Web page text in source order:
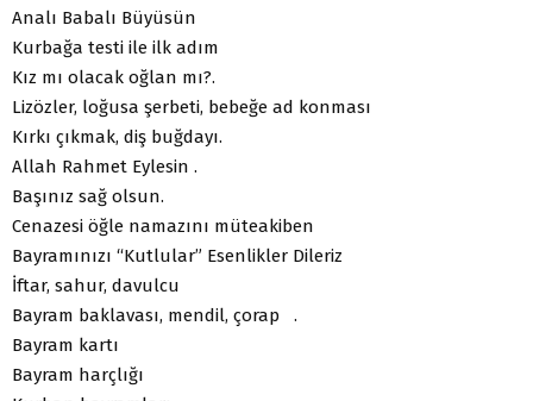
Analı Babalı Büyüsün
Kurbağa testi ile ilk adım
Kız mı olacak oğlan mı?.
Lizözler, loğusa şerbeti, bebeğe ad konması
Kırkı çıkmak, diş buğdayı.
Allah Rahmet Eylesin .
Başınız sağ olsun.
Cenazesi öğle namazını müteakiben
Bayramınızı “Kutlular” Esenlikler Dileriz
İftar, sahur, davulcu
Bayram baklavası, mendil, çorap .
Bayram kartı
Bayram harçlığı